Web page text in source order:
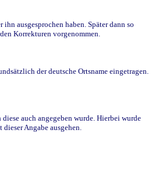
ausgesprochen haben. Später dann so
Korrekturen vorgenommen.
der deutsche Ortsname eingetragen.
auch angegeben wurde. Hierbei wurde
Angabe ausgehen.